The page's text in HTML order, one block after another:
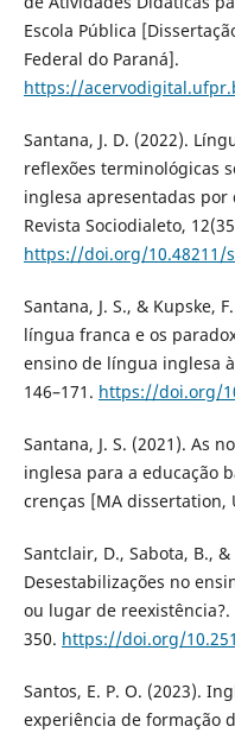
Escola Pública
Federal do Paraná].
https://
Santana, J. D. (2022).
reflexões terminológicas
inglesa apresentadas por
Revista Sociodialeto,
https://doi.org/10.48211/
Santana, J. S., & Kupske,
língua franca e os
ensino de língua inglesa à
146–171. https://doi.org/
Santana, J. S. (2021). As
inglesa para a educação
crenças [MA dissertation,
Santclair, D., Sabota, B.,
Desestabilizações no
ou lugar de reexistência?.
350. https://doi.org/
Santos, E. P. O. (2023).
experiência de formação